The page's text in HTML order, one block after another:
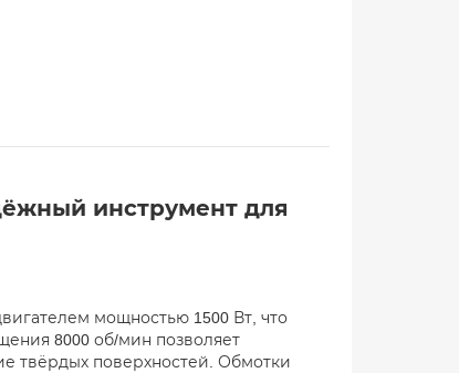
инструмент для
мощностью 1500 Вт, что
8000 об/мин позволяет
твёрдых поверхностей. Обмотки